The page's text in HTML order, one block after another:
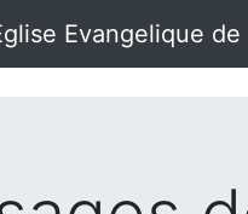
Evangelique